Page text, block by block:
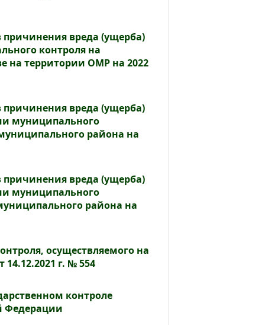
вреда (ущерба)
контроля на
на территории ОМР на 2022
вреда (ущерба)
муниципального
района на
вреда (ущерба)
муниципального
района на
осуществляемого на
г. № 554
контроле
Федерации